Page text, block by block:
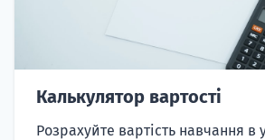
Калькулятор вартості
Розрахуйте вартість навчання в